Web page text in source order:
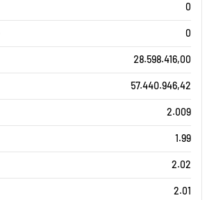
0
0
28.598.416,00
57.440.946,42
2.009
1.99
2.02
2.01